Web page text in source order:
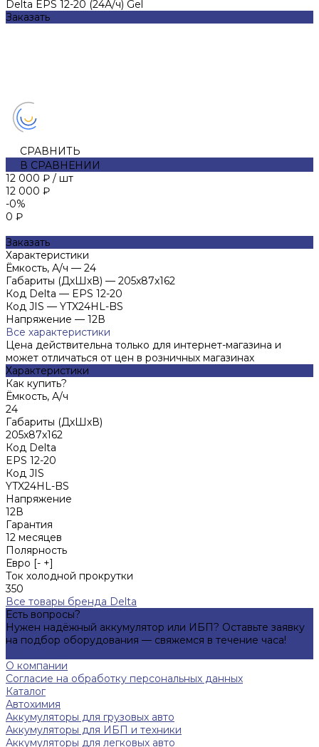
Delta EPS 12-20 (24А/ч) Gel
Заказать
СРАВНИТЬ
В СРАВНЕНИИ
12 000 ₽ / шт
12 000 ₽
-0%
0 ₽
Заказать
Характеристики
Ёмкость, А/ч — 24
Габариты (ДхШхВ) — 205x87x162
Код Delta — EPS 12-20
Код JIS — YTX24HL-BS
Напряжение — 12В
Все характеристики
Цена действительна только для интернет-магазина и
может отличаться от цен в розничных магазинах
Характеристики
Как купить?
Ёмкость, А/ч
24
Габариты (ДхШхВ)
205x87x162
Код Delta
EPS 12-20
Код JIS
YTX24HL-BS
Напряжение
12В
Гарантия
12 месяцев
Полярность
Евро [- +]
Ток холодной прокрутки
350
Все товары бренда Delta
Есть вопросы?
Нужен надёжный аккумулятор или ИБП? Оставьте заявку
на подбор оборудования — свяжемся в течение часа!
О компании
Согласие на обработку персональных данных
Каталог
Автохимия
Аккумуляторы для грузовых авто
Аккумуляторы для ИБП и техники
Аккумуляторы для легковых авто